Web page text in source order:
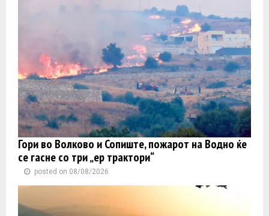
Гори во Волково и Сопиште, пожарот на Водно ќе
се гасне со три „ер трактори“
posted on 08/08/2026